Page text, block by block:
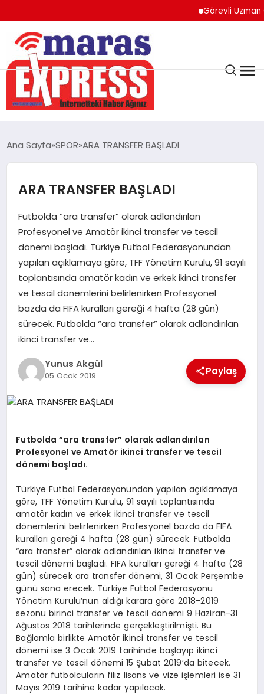
Görevli Uzman
K.MARAŞ
AFŞİN
ÇAĞLAYANCERİT
BİZE ULAŞIN
GÖKSUN
PAZARCIK
KÜNYE
NURHAK
Ana Sayfa SPOR ARA TRANSFER BAŞLADI
ARA TRANSFER BAŞLADI
Futbolda “ara transfer” olarak adlandırılan
Profesyonel ve Amatör ikinci transfer ve tescil
dönemi başladı. Türkiye Futbol Federasyonundan
yapılan açıklamaya göre, TFF Yönetim Kurulu, 91 sayılı
toplantısında amatör kadın ve erkek ikinci transfer
ve tescil dönemlerini belirlenirken Profesyonel
bazda da FIFA kuralları gereği 4 hafta (28 gün)
sürecek. Futbolda “ara transfer” olarak adlandırılan
ikinci transfer ve…
Yunus Akgül
05 Ocak 2019 Paylaş
Futbolda “ara transfer” olarak adlandırılan
Profesyonel ve Amatör ikinci transfer ve tescil
dönemi başladı.
Türkiye Futbol Federasyonundan yapılan açıklamaya
göre, TFF Yönetim Kurulu, 91 sayılı toplantısında
amatör kadın ve erkek ikinci transfer ve tescil
dönemlerini belirlenirken Profesyonel bazda da FIFA
kuralları gereği 4 hafta (28 gün) sürecek. Futbolda
“ara transfer” olarak adlandırılan ikinci transfer ve
tescil dönemi başladı. FIFA kuralları gereği 4 hafta (28
gün) sürecek ara transfer dönemi, 31 Ocak Perşembe
günü sona erecek. Türkiye Futbol Federasyonu
Yönetim Kurulu’nun aldığı karara göre 2018-2019
sezonu birinci transfer ve tescil dönemi 9 Haziran-31
Ağustos 2018 tarihlerinde gerçekleştirilmişti. Bu
Bağlamla birlikte Amatör ikinci transfer ve tescil
dönemi ise 3 Ocak 2019 tarihinde başlayıp ikinci
transfer ve tescil dönemi 15 Şubat 2019’da bitecek.
Amatör futbolcuların filiz lisans ve vize işlemleri ise 31
Mayıs 2019 tarihine kadar yapılacak.